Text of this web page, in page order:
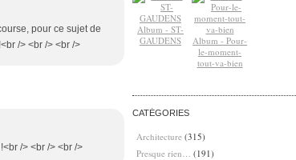
pour ce sujet de
/> <br /> <br />
/> <br /> <br />
Album - ST-
GAUDENS
Album - Pour-
le-moment-
tout-va-bien
CATÉGORIES
Architecture (315)
Presque rien…
(191)